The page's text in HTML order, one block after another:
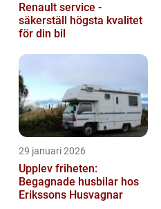
Renault service -
säkerställ högsta kvalitet
för din bil
29 januari 2026
Upplev friheten:
Begagnade husbilar hos
Erikssons Husvagnar